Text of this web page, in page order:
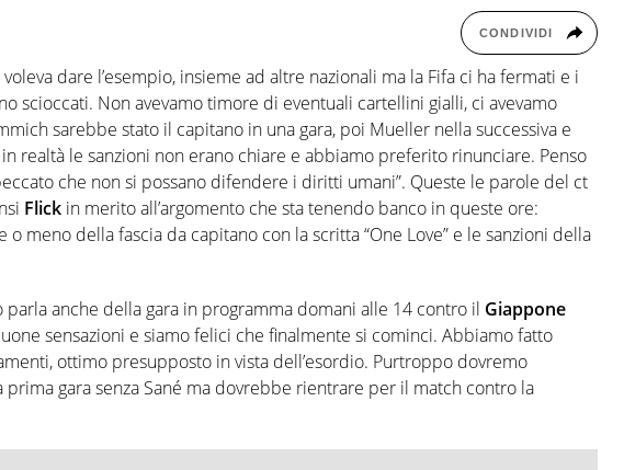
CONDIVIDI
voleva dare l’esempio, insieme ad altre nazionali ma la Fifa ci ha fermati e i
scioccati. Non avevamo timore di eventuali cartellini gialli, ci avevamo
sarebbe stato il capitano in una gara, poi Mueller nella successiva e
in realtà le sanzioni non erano chiare e abbiamo preferito rinunciare. Penso
che non si possano difendere i diritti umani”. Queste le parole del ct
Flick in merito all’argomento che sta tenendo banco in queste ore:
o meno della fascia da capitano con la scritta “One Love” e le sanzioni della
parla anche della gara in programma domani alle 14 contro il Giappone
sensazioni e siamo felici che finalmente si cominci. Abbiamo fatto
ottimo presupposto in vista dell’esordio. Purtroppo dovremo
prima gara senza Sané ma dovrebbe rientrare per il match contro la